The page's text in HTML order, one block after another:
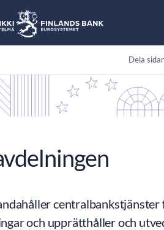
Dela
och upprätthåller och